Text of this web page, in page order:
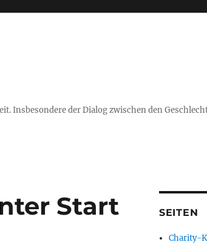
Insbesondere der Dialog zwischen den
Start
SEITEN
Charity-